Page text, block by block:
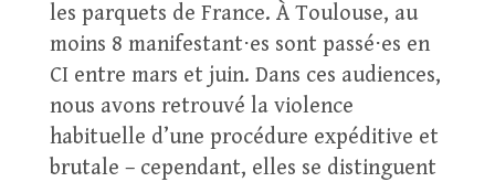
les parquets de France. À Toulouse, au
moins 8 manifestant⋅es sont passé⋅es en
CI entre mars et juin. Dans ces audiences,
nous avons retrouvé la violence
habituelle d’une procédure expéditive et
brutale – cependant, elles se distinguent